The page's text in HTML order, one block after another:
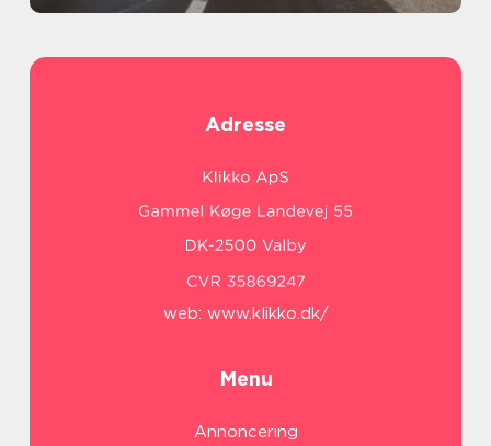
Adresse
web: www.klikko.dk/
Menu
Annoncering